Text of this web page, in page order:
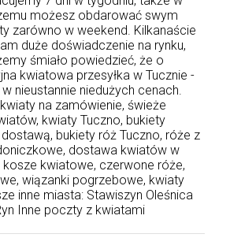
możesz obdarować swym
zarówno w weekend. Kilkanaście
duże doświadczenie na rynku,
śmiało powiedzieć, że o
kwiatowa przesyłka w Tucznie -
nieustannie niedużych cenach.
na zamówienie, świeże
kwiaty Tuczno, bukiety
bukiety róż Tuczno, róże z
dostawa kwiatów w
kosze kwiatowe, czerwone róże,
wiązanki pogrzebowe, kwiaty
inne miasta: Stawiszyn Oleśnica
Inne poczty z kwiatami